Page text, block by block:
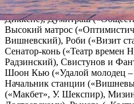
Шолохова «Тихий Дон»,
Диккенс), Думитраш
Высокий матрос
Вишневский), Роби («Визит
Сенатор-конь («Театр времен
Радзинский), Свистунов и
Шоон Кью («Удалой молодец –
Начальник станции
(«Макбет», У. Шекспир),